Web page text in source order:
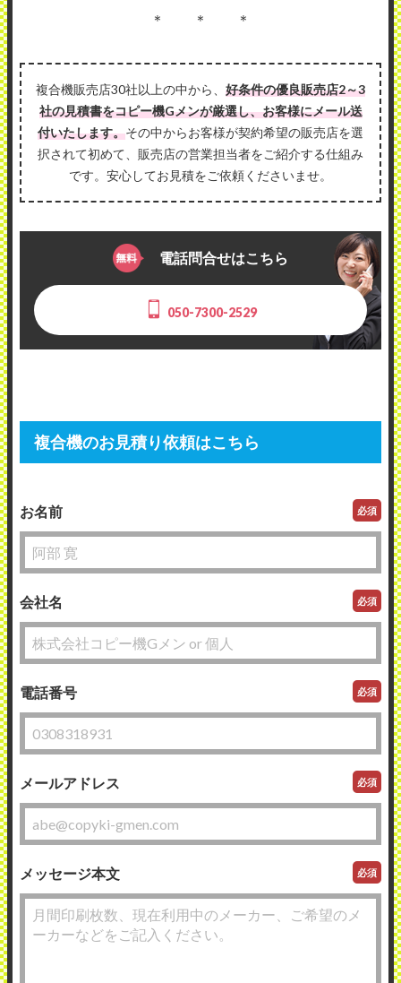
＊ ＊ ＊
複合機販売店30社以上の中から、 好条件の優良販売店2～3
社の見積書をコピー機Gメンが厳選し、お客様にメール送
付いたします。その中からお客様が契約希望の販売店を選
択されて初めて、販売店の営業担当者をご紹介する仕組み
です。安心してお見積をご依頼くださいませ。
電話問合せはこちら
050-7300-2529
複合機のお見積り依頼はこちら
お名前 必須
会社名 必須
電話番号 必須
メールアドレス 必須
メッセージ本文 必須